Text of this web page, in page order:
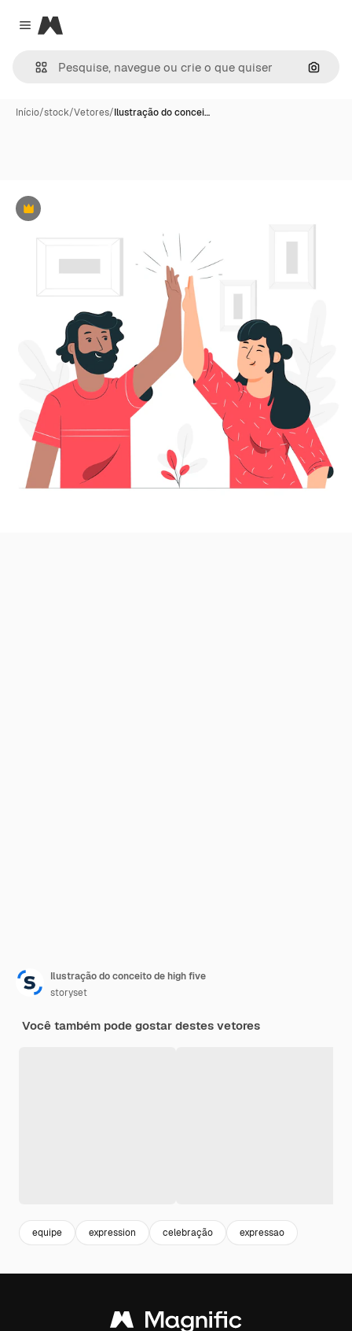
Close menu
Magnific
Início/stock/Vetores/Ilustração do concei…
Premium
Ilustração do conceito de high five
storyset
Você também pode gostar destes vetores
equipe expression celebração expressao